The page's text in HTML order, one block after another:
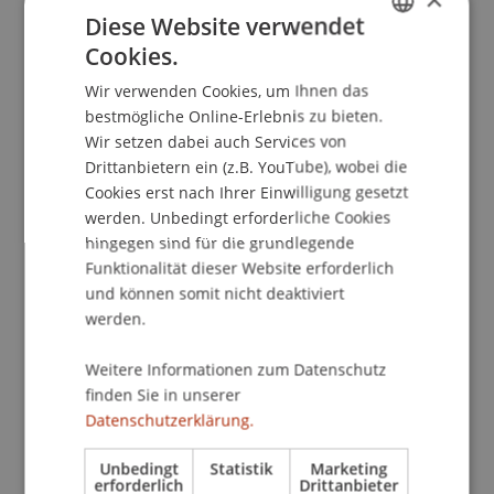
Supermarkt, im Bus oder an der Universität.
Zuerst fand ich das ungewöhnlich, denn in
Österreich und Liechtenstein stellt man diese
Frage normalerweise nach der Begrüssung, und
oft führt sie zu einem längeren Gespräch. Hier in
Irland ist es eher wie ein einfaches Hallo. Manche
Leute mögen sagen, dass es oberflächlich ist, weil
man keine ausführliche Antwort erwartet. Aber
für mich fühlt es sich warm und positiv an, als ob
sich die Menschen wirklich umeinander
kümmern, auch wenn die Antwort nur „Mir geht
es gut, und dir?“ lautet. Interessanterweise habe
Begrüssung zu verwenden, gemerkt, wie einfach
es geworden ist, Menschen das Gefühl zu geben,
willkommen zu sein.
Diese Website verwendet
Cookies.
Wir verwenden Cookies, um Ihnen das
bestmögliche Online-Erlebnis zu bieten.
Wir setzen dabei auch Services von
Drittanbietern ein (z.B. YouTube), wobei die
Cookies erst nach Ihrer Einwilligung gesetzt
werden. Unbedingt erforderliche Cookies
hingegen sind für die grundlegende
Funktionalität dieser Website erforderlich
und können somit nicht deaktiviert
werden.
Weitere Informationen zum Datenschutz
finden Sie in unserer
Datenschutzerklärung.
Unbedingt
erforderlich
Statistik Marketing
Drittanbieter